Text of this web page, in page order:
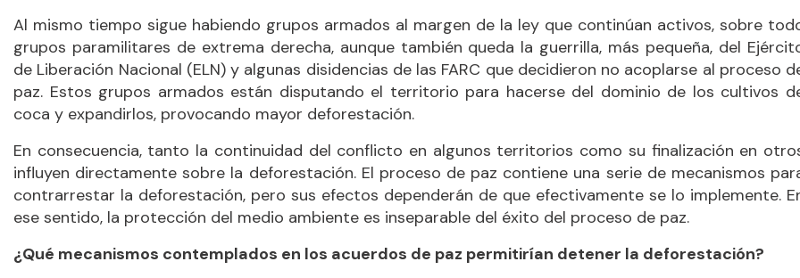
Al mismo tiempo sigue habiendo grupos armados al margen de la ley que continúan activos, sobre
grupos paramilitares de extrema derecha, aunque también queda la guerrilla, más pequeña, del
de Liberación Nacional (ELN) y algunas disidencias de las FARC que decidieron no acoplarse al proceso
paz. Estos grupos armados están disputando el territorio para hacerse del dominio de los cultivos
coca y expandirlos, provocando mayor deforestación.
En consecuencia, tanto la continuidad del conflicto en algunos territorios como su finalización en
influyen directamente sobre la deforestación. El proceso de paz contiene una serie de mecanismos
contrarrestar la deforestación, pero sus efectos dependerán de que efectivamente se lo implemente.
ese sentido, la protección del medio ambiente es inseparable del éxito del proceso de paz.
¿Qué mecanismos contemplados en los acuerdos de paz permitirían detener la deforestación?